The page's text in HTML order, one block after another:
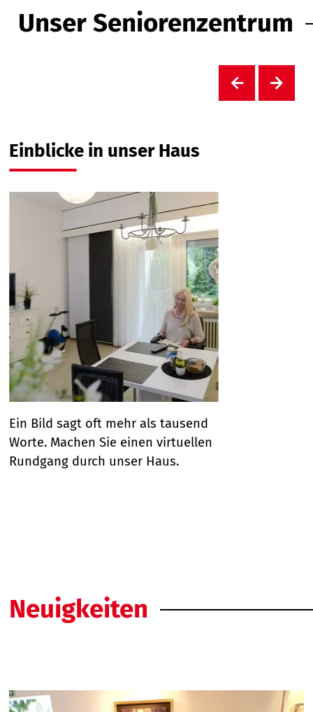
Unser Seniorenzentrum
Einblicke in unser Haus
Ein Bild sagt oft mehr als tausend
Worte. Machen Sie einen virtuellen
Rundgang durch unser Haus.
Neuigkeiten